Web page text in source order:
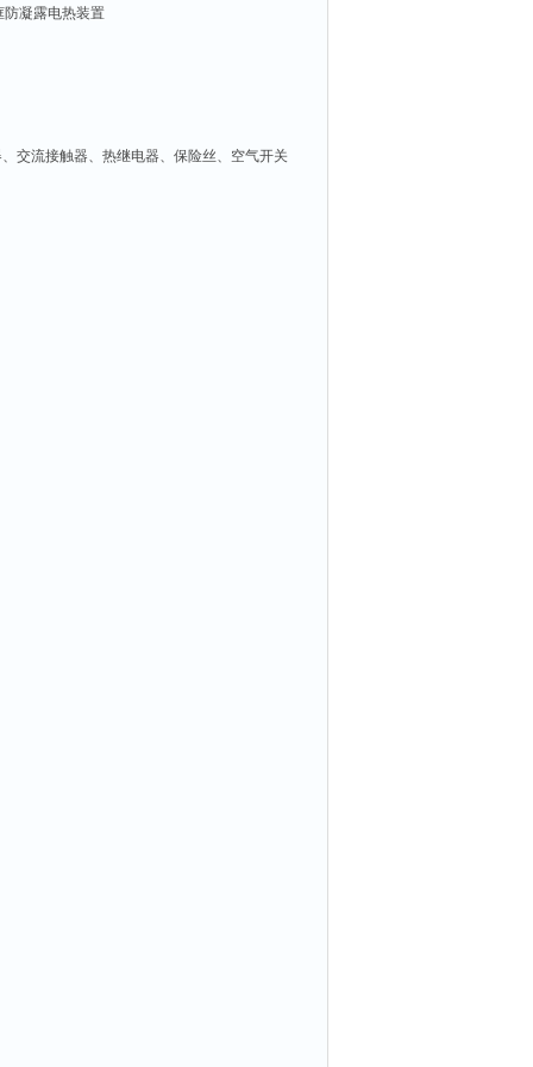
防凝露电热装置
交流接触器、热继电器、保险丝、空气开关